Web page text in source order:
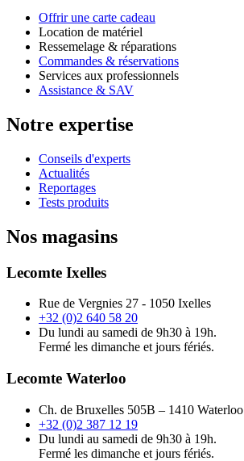
Offrir une carte cadeau
Location de matériel
Ressemelage & réparations
Commandes & réservations
Services aux professionnels
Assistance & SAV
Notre expertise
Conseils d'experts
Actualités
Reportages
Tests produits
Nos magasins
Lecomte Ixelles
Rue de Vergnies 27 - 1050 Ixelles
+32 (0)2 640 58 20
Du lundi au samedi de 9h30 à 19h.
Fermé les dimanche et jours fériés.
Lecomte Waterloo
Ch. de Bruxelles 505B – 1410 Waterloo
+32 (0)2 387 12 19
Du lundi au samedi de 9h30 à 19h.
Fermé les dimanche et jours fériés.